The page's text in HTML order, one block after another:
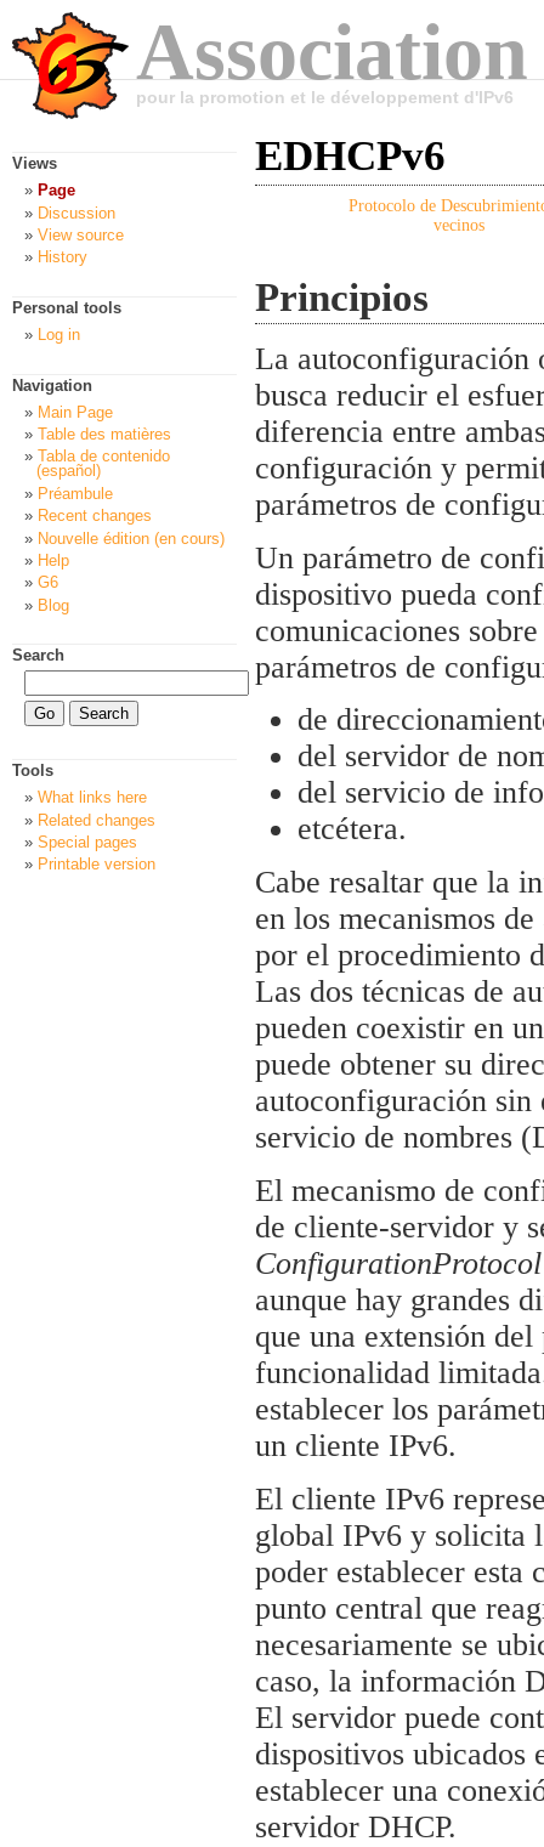
pour la promotion et le développement d'IPv6
EDHCPv6
Protocolo de
vecinos
Principios
La autoconfiguración
busca reducir el
diferencia entre
configuración y
parámetros de
Un parámetro de
dispositivo pueda
comunicaciones
parámetros de
de
del servidor de
del servicio de
etcétera.
Cabe resaltar que la
en los mecanismos
por el procedimiento
Las dos técnicas de
pueden coexistir en
puede obtener su
autoconfiguración sin
servicio de nombres
El mecanismo de
de cliente-servidor y
ConfigurationProtocol
aunque hay grandes
que una extensión
funcionalidad
establecer los
un cliente IPv6.
El cliente IPv6
global IPv6 y solicita
poder establecer
punto central que
necesariamente se
caso, la información
El servidor puede
dispositivos ubicados
establecer una
servidor DHCP.
Views
Page
Discussion
View source
History
Personal tools
Log in
Navigation
Main Page
Table des matières
Tabla de contenido
(español)
Préambule
Recent changes
Nouvelle édition (en cours)
Help
G6
Blog
Search
Tools
What links here
Related changes
Special pages
Printable version